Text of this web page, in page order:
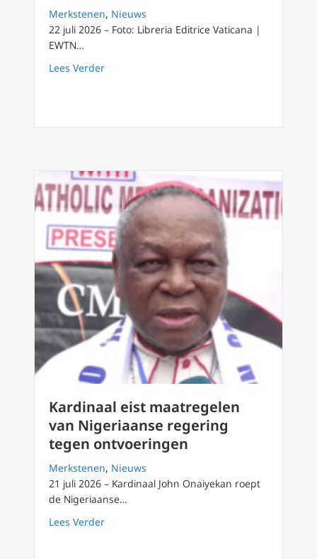
Merkstenen, Nieuws
22 juli 2026 – Foto: Libreria Editrice Vaticana |
EWTN…
Lees Verderabout Paus Leo XIV pleit voor vrede en
Kardinaal eist maatregelen
van Nigeriaanse regering
tegen ontvoeringen
Merkstenen, Nieuws
21 juli 2026 – Kardinaal John Onaiyekan roept
de Nigeriaanse…
Lees Verderabout Kardinaal eist maatregelen van